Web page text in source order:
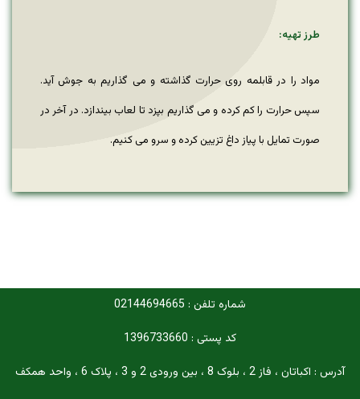
طرز تهیه:
مواد را در قابلمه روی حرارت گذاشته و می گذاریم به جوش آید.
سپس حرارت را کم کرده و می گذاریم بپزد تا لعاب بیندازد. در آخر در
صورت تمایل با پیاز داغ تزیین کرده و سرو می کنیم.
شماره تلفن : 02144694665
کد پستی : 1396733660
آدرس : اکباتان ، فاز 2 ، بلوک 8 ، بین ورودی 2 و 3 ، پلاک 6 ، واحد همکف